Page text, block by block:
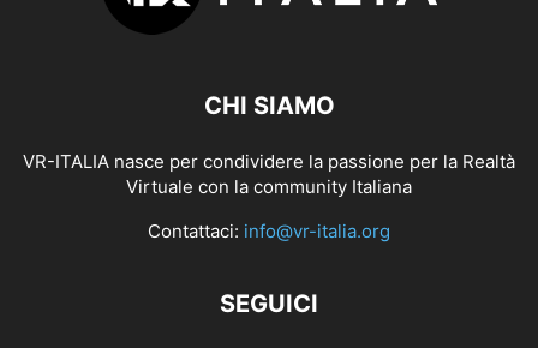
CHI SIAMO
VR-ITALIA nasce per condividere la passione per la Realtà
Virtuale con la community Italiana
Contattaci: info@vr-italia.org
SEGUICI